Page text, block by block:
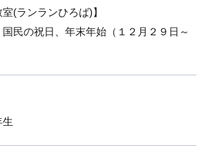
(ランランひろば)】
民の祝日、年末年始（１２月２９日～
生